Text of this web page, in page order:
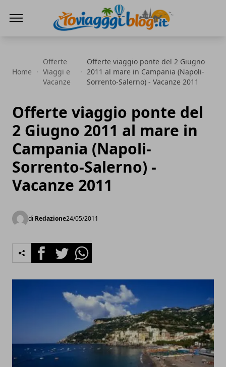
Home
Offerte
Viaggi e
Vacanze
Offerte viaggio ponte del 2 Giugno
2011 al mare in Campania (Napoli-
Sorrento-Salerno) - Vacanze 2011
Offerte viaggio ponte del
2 Giugno 2011 al mare in
Campania (Napoli-
Sorrento-Salerno) -
Vacanze 2011
di Redazione24/05/2011
FacebookTwitterWhatsapp